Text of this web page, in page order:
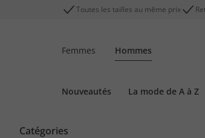
Toutes les tailles au même prix
Femmes Hommes
Nouveautés La mode de A à Z
Catégories